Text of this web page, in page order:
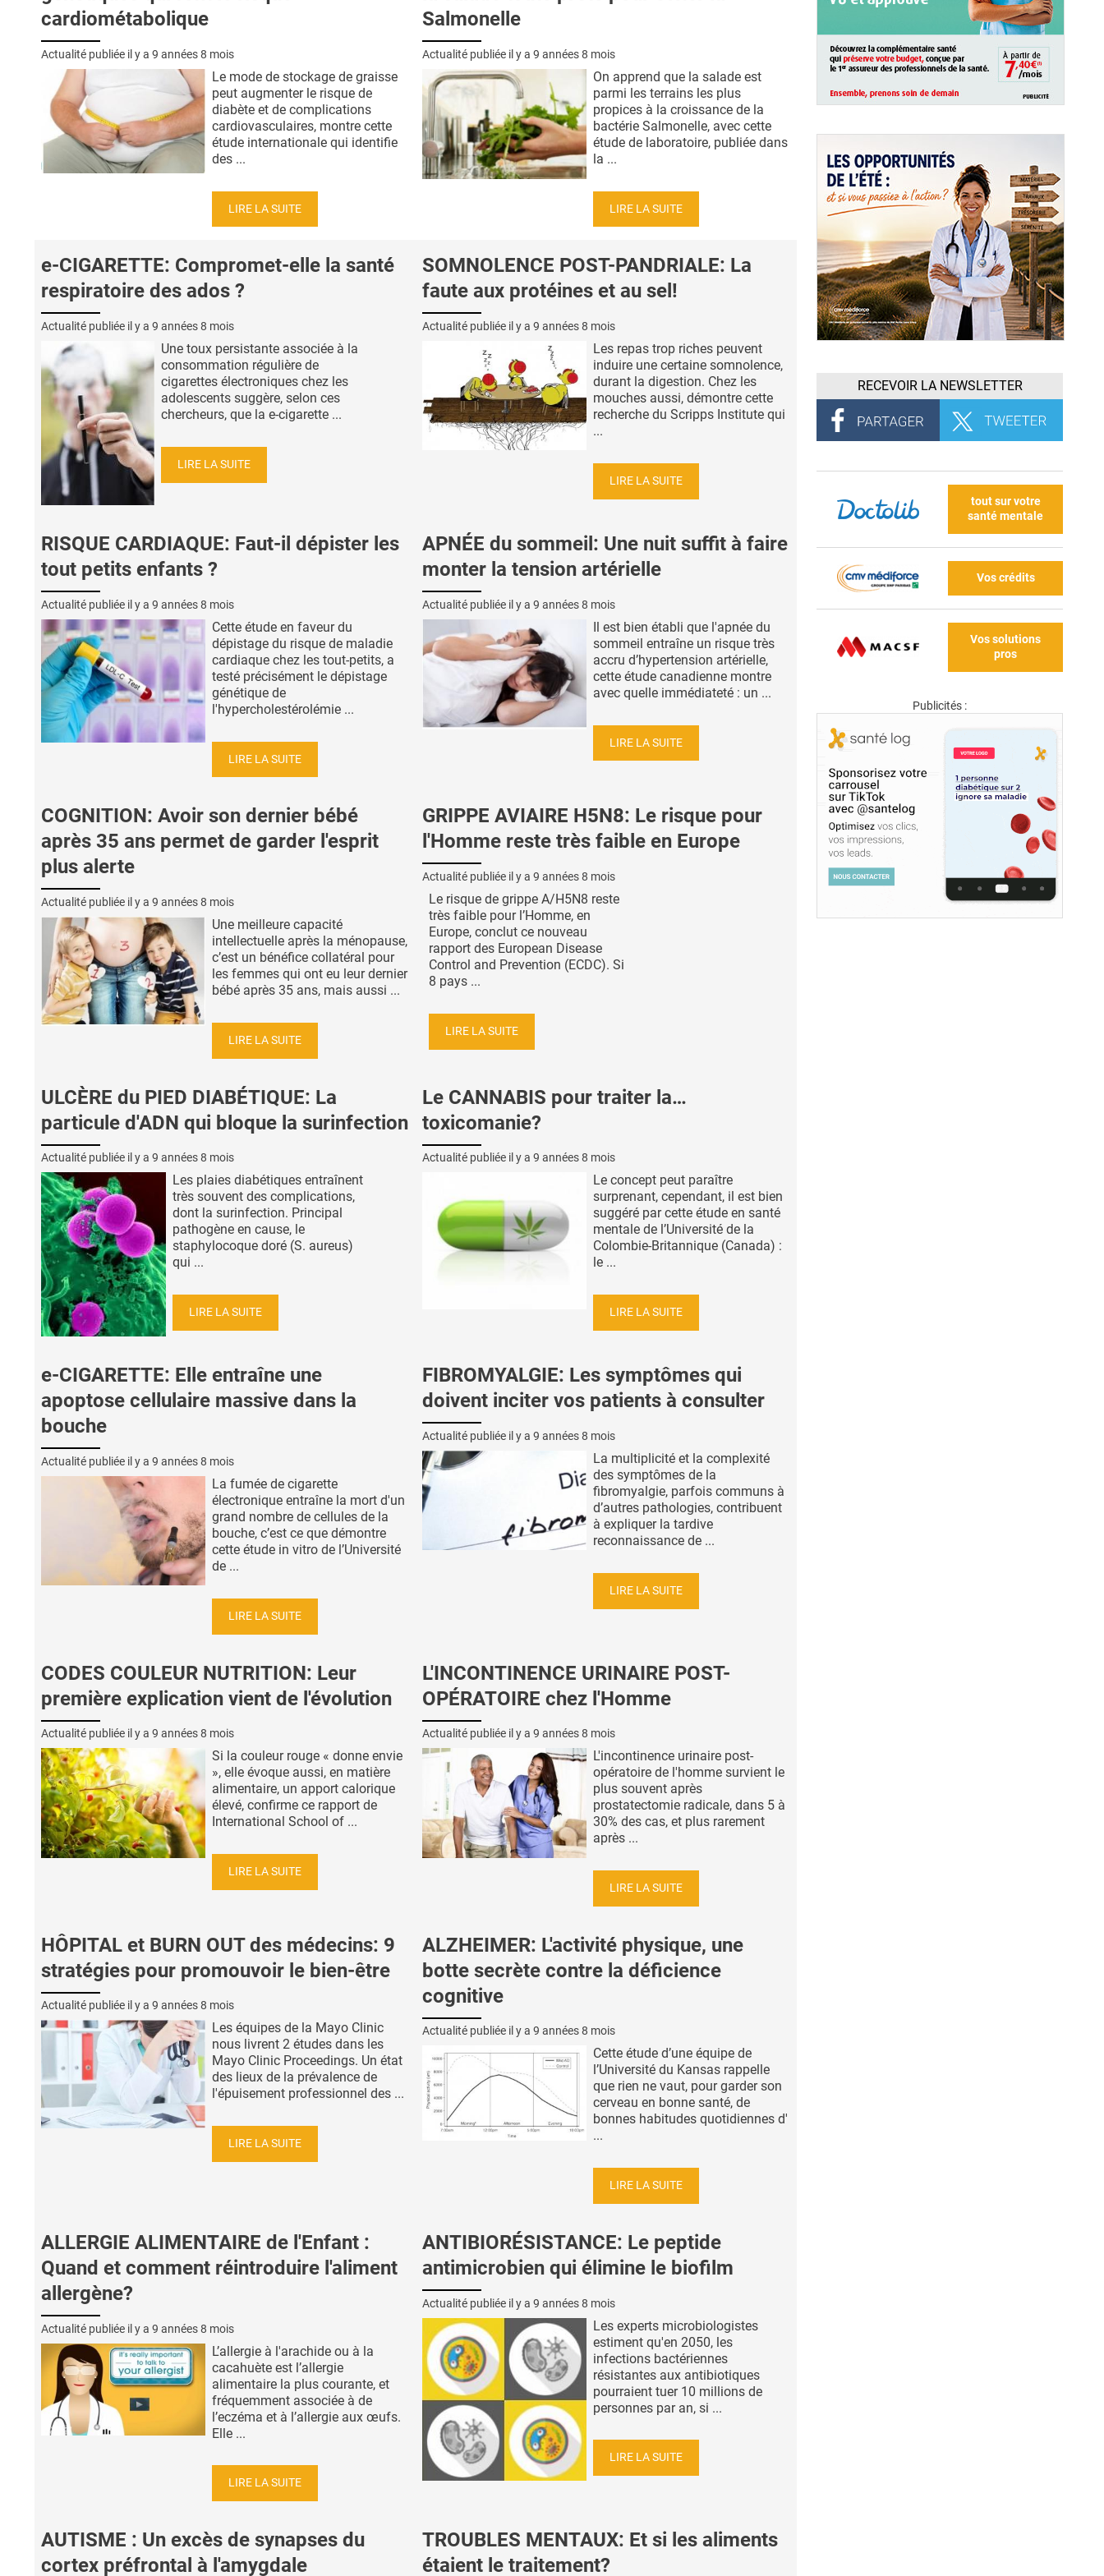
cardiométabolique
Actualité publiée il y a 9 années 8 mois
Le mode de stockage de graisse
peut augmenter le risque de
diabète et de complications
cardiovasculaires, montre cette
étude internationale qui identifie
des ...
LIRE LA SUITE
Salmonelle
Actualité publiée il y a 9 années 8 mois
On apprend que la salade est
parmi les terrains les plus
propices à la croissance de la
bactérie Salmonelle, avec cette
étude de laboratoire, publiée dans
la ...
LIRE LA SUITE
e-CIGARETTE: Compromet-elle la santé
respiratoire des ados ?
Actualité publiée il y a 9 années 8 mois
Une toux persistante associée à la
consommation régulière de
cigarettes électroniques chez les
adolescents suggère, selon ces
chercheurs, que la e-cigarette ...
LIRE LA SUITE
SOMNOLENCE POST-PANDRIALE: La
faute aux protéines et au sel!
Actualité publiée il y a 9 années 8 mois
Les repas trop riches peuvent
induire une certaine somnolence,
durant la digestion. Chez les
mouches aussi, démontre cette
recherche du Scripps Institute qui
...
LIRE LA SUITE
RISQUE CARDIAQUE: Faut-il dépister les
tout petits enfants ?
Actualité publiée il y a 9 années 8 mois
Cette étude en faveur du
dépistage du risque de maladie
cardiaque chez les tout-petits, a
testé précisément le dépistage
génétique de
l'hypercholestérolémie ...
LIRE LA SUITE
APNÉE du sommeil: Une nuit suffit à faire
monter la tension artérielle
Actualité publiée il y a 9 années 8 mois
Il est bien établi que l'apnée du
sommeil entraîne un risque très
accru d’hypertension artérielle,
cette étude canadienne montre
avec quelle immédiateté : un ...
LIRE LA SUITE
COGNITION: Avoir son dernier bébé
après 35 ans permet de garder l'esprit
plus alerte
Actualité publiée il y a 9 années 8 mois
Une meilleure capacité
intellectuelle après la ménopause,
c’est un bénéfice collatéral pour
les femmes qui ont eu leur dernier
bébé après 35 ans, mais aussi ...
LIRE LA SUITE
GRIPPE AVIAIRE H5N8: Le risque pour
l'Homme reste très faible en Europe
Actualité publiée il y a 9 années 8 mois
Le risque de grippe A/H5N8 reste
très faible pour l’Homme, en
Europe, conclut ce nouveau
rapport des European Disease
Control and Prevention (ECDC). Si
8 pays ...
LIRE LA SUITE
ULCÈRE du PIED DIABÉTIQUE: La
particule d'ADN qui bloque la surinfection
Actualité publiée il y a 9 années 8 mois
Les plaies diabétiques entraînent
très souvent des complications,
dont la surinfection. Principal
pathogène en cause, le
staphylocoque doré (S. aureus)
qui ...
LIRE LA SUITE
Le CANNABIS pour traiter la…
toxicomanie?
Actualité publiée il y a 9 années 8 mois
Le concept peut paraître
surprenant, cependant, il est bien
suggéré par cette étude en santé
mentale de l’Université de la
Colombie-Britannique (Canada) :
le ...
LIRE LA SUITE
e-CIGARETTE: Elle entraîne une
apoptose cellulaire massive dans la
bouche
Actualité publiée il y a 9 années 8 mois
La fumée de cigarette
électronique entraîne la mort d'un
grand nombre de cellules de la
bouche, c’est ce que démontre
cette étude in vitro de l’Université
de ...
LIRE LA SUITE
FIBROMYALGIE: Les symptômes qui
doivent inciter vos patients à consulter
Actualité publiée il y a 9 années 8 mois
La multiplicité et la complexité
des symptômes de la
fibromyalgie, parfois communs à
d’autres pathologies, contribuent
à expliquer la tardive
reconnaissance de ...
LIRE LA SUITE
CODES COULEUR NUTRITION: Leur
première explication vient de l'évolution
Actualité publiée il y a 9 années 8 mois
Si la couleur rouge « donne envie
», elle évoque aussi, en matière
alimentaire, un apport calorique
élevé, confirme ce rapport de
International School of ...
LIRE LA SUITE
L'INCONTINENCE URINAIRE POST-
OPÉRATOIRE chez l'Homme
Actualité publiée il y a 9 années 8 mois
L'incontinence urinaire post-
opératoire de l'homme survient le
plus souvent après
prostatectomie radicale, dans 5 à
30% des cas, et plus rarement
après ...
LIRE LA SUITE
HÔPITAL et BURN OUT des médecins: 9
stratégies pour promouvoir le bien-être
Actualité publiée il y a 9 années 8 mois
Les équipes de la Mayo Clinic
nous livrent 2 études dans les
Mayo Clinic Proceedings. Un état
des lieux de la prévalence de
l'épuisement professionnel des ...
LIRE LA SUITE
ALZHEIMER: L'activité physique, une
botte secrète contre la déficience
cognitive
Actualité publiée il y a 9 années 8 mois
Cette étude d’une équipe de
l’Université du Kansas rappelle
que rien ne vaut, pour garder son
cerveau en bonne santé, de
bonnes habitudes quotidiennes d'
...
LIRE LA SUITE
ALLERGIE ALIMENTAIRE de l'Enfant :
Quand et comment réintroduire l'aliment
allergène?
Actualité publiée il y a 9 années 8 mois
L’allergie à l'arachide ou à la
cacahuète est l’allergie
alimentaire la plus courante, et
fréquemment associée à de
l’eczéma et à l’allergie aux œufs.
Elle ...
LIRE LA SUITE
ANTIBIORÉSISTANCE: Le peptide
antimicrobien qui élimine le biofilm
Actualité publiée il y a 9 années 8 mois
Les experts microbiologistes
estiment qu'en 2050, les
infections bactériennes
résistantes aux antibiotiques
pourraient tuer 10 millions de
personnes par an, si ...
LIRE LA SUITE
AUTISME : Un excès de synapses du
cortex préfrontal à l'amygdale
TROUBLES MENTAUX: Et si les aliments
étaient le traitement?
RECEVOIR LA NEWSLETTER
tout sur votre
santé mentale
Vos crédits
Vos solutions
pros
Publicités :